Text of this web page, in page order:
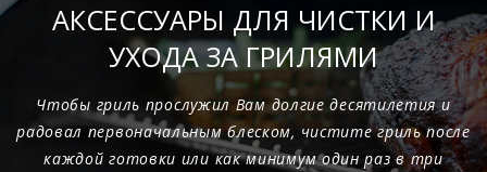
АКСЕССУАРЫ ДЛЯ ЧИСТКИ И
УХОДА ЗА ГРИЛЯМИ
Чтобы гриль прослужил Вам долгие десятилетия и
радовал первоначальным блеском, чистите гриль после
каждой готовки или как минимум один раз в три